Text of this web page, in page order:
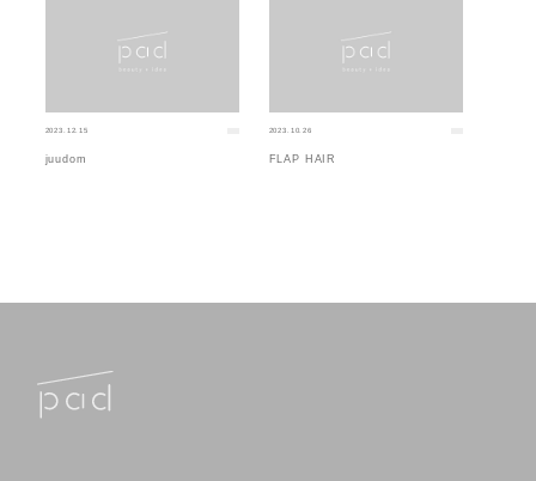
2023.12.15
juudom
2023.10.26
FLAP HAIR